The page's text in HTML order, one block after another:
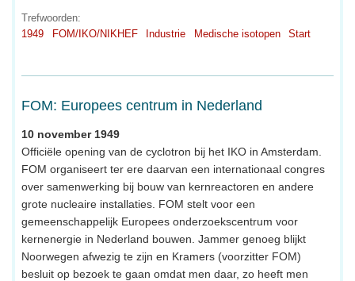
Trefwoorden:
1949
FOM/IKO/NIKHEF Industrie Medische isotopen Start
FOM: Europees centrum in Nederland
10 november 1949
Officiële opening van de cyclotron bij het IKO in Amsterdam.
FOM organiseert ter ere daarvan een internationaal congres
over samenwerking bij bouw van kernreactoren en andere
grote nucleaire installaties. FOM stelt voor een
gemeenschappelijk Europees onderzoekscentrum voor
kernenergie in Nederland bouwen. Jammer genoeg blijkt
Noorwegen afwezig te zijn en Kramers (voorzitter FOM)
besluit op bezoek te gaan omdat men daar, zo heeft men